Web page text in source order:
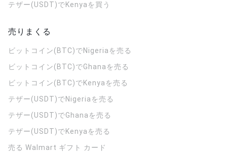
テザー(USDT)でKenyaを買う
売りまくる
ビットコイン(BTC)でNigeriaを売る
ビットコイン(BTC)でGhanaを売る
ビットコイン(BTC)でKenyaを売る
テザー(USDT)でNigeriaを売る
テザー(USDT)でGhanaを売る
テザー(USDT)でKenyaを売る
売る Walmart ギフト カード